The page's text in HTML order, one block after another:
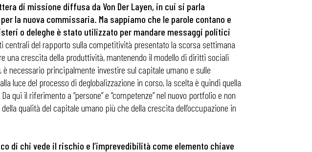
di missione diffusa da Von Der Layen, in cui si parla
la nuova commissaria. Ma sappiamo che le parole contano e
o deleghe è stato utilizzato per mandare messaggi politici
centrali del rapporto sulla competitività presentato la scorsa settimana
una crescita della produttività, mantenendo il modello di diritti sociali
necessario principalmente investire sul capitale umano e sulle
luce del processo di deglobalizzazione in corso, la scelta è quindi quella
il riferimento a “persone” e “competenze” nel nuovo portfolio e non
qualità del capitale umano più che della crescita dell’occupazione in
di chi vede il rischio e l’imprevedibilità come elemento chiave